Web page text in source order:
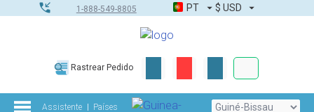
1-888-549-8805 PT $ USD
Rastrear Pedido
Assistente Países